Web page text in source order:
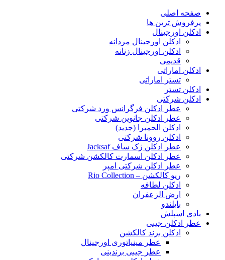
صفحه اصلی
پرفروش ترین ها
ادکلن اورجینال
ادکلن اورجینال مردانه
ادکلن اورجینال زنانه
قدیمی
ادکلن اماراتی
تستر اماراتی
ادکلن تستر
ادکلن شرکتی
عطر ادکلن فرگرانس ورد شرکتی
عطر ادکلن جانوین شرکتی
ادکلن الحمبرا (جدید)
ادکلن روونا شرکتی
عطر ادکلن ژک‌ ساف Jacksaf
عطر ادکلن اسمارت کالکشن شرکتی
عطر ادکلن شرکتی امپر
ریو کالکشن – Rio Collection
ادکلن لطافه
ارض الزعفران
بایلندو
بادی اسپلش
عطر ادکلن جیبی
ادکلن برند کالکشن
عطر مینیاتوری اورجینال
عطر جیبی برندینی